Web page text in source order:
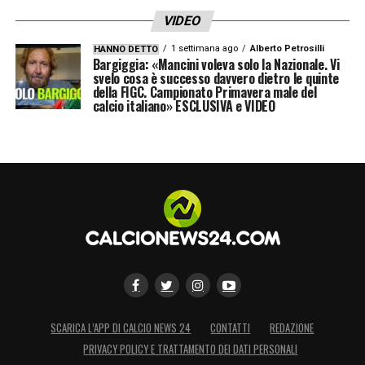
VIDEO
HANNO DETTO 1 settimana ago Alberto Petrosilli
Bargiggia: «Mancini voleva solo la Nazionale. Vi
svelo cosa è successo davvero dietro le quinte
della FIGC. Campionato Primavera male del
calcio italiano» ESCLUSIVA e VIDEO
SCARICA L’APP DI CALCIO NEWS 24 CONTATTI
REDAZIONE
PRIVACY POLICY E TRATTAMENTO DEI DATI PERSONALI